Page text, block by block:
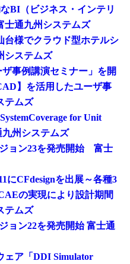
BI（ビジネス・インテリ
士通九州システムズ
台様でクラウド型ホテルシ
システムズ
事例講演セミナー」を開
】を活用したユーザ事
テムズ
for Unit
州システムズ
ョン23を発売開始 富士
にCFdesignを出展～各種3
の実現により設計期間
テムズ
ョン22を発売開始 富士通
ェア「DDI Simulator